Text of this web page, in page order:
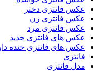
عکس فانتزی دختر
عکس فانتزی زن
عکس فانتزی مرد
عکس های فانتزی جدید
عکس های فانتزی خنده دار
فانتزی
مدل فانتزی